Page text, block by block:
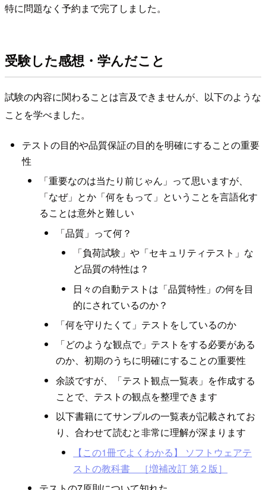
特に問題なく予約まで完了しました。
受験した感想・学んだこと
試験の内容に関わることは言及できませんが、以下のような
ことを学べました。
テストの目的や品質保証の目的を明確にすることの重要
性
「重要なのは当たり前じゃん」って思いますが、
「なぜ」とか「何をもって」ということを言語化す
ることは意外と難しい
「品質」って何？
「負荷試験」や「セキュリティテスト」な
ど品質の特性は？
日々の自動テストは「品質特性」の何を目
的にされているのか？
「何を守りたくて」テストをしているのか
「どのような観点で」テストをする必要がある
のか、初期のうちに明確にすることの重要性
余談ですが、「テスト観点一覧表」を作成する
ことで、テストの観点を整理できます
以下書籍にてサンプルの一覧表が記載されてお
り、合わせて読むと非常に理解が深まります
【この1冊でよくわかる】 ソフトウェアテ
ストの教科書 ［増補改訂 第２版］